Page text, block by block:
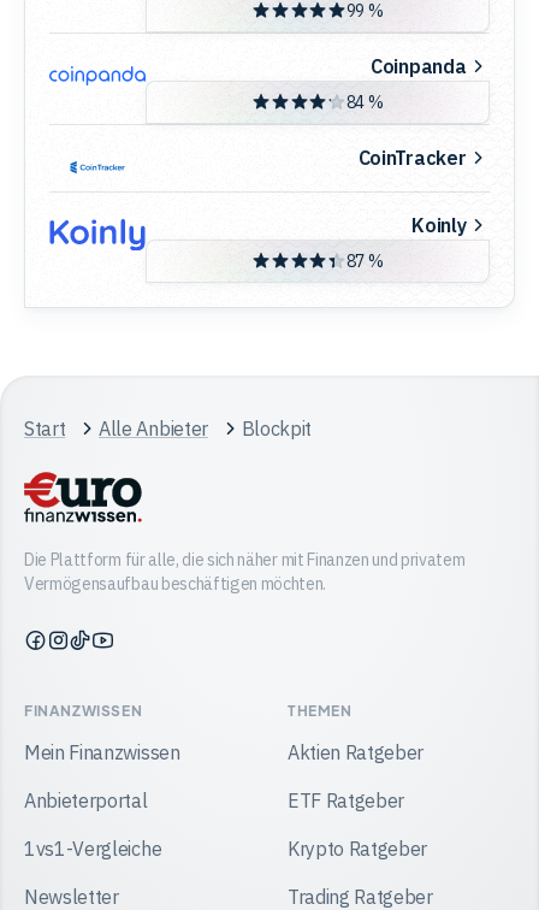
99 %
Coinpanda
84 %
CoinTracker
Koinly
87 %
Start Alle Anbieter Blockpit
Die Plattform für alle, die sich näher mit Finanzen und privatem
Vermögensaufbau beschäftigen möchten.
Finanzwissen
Facebook
Finanzwissen
Instagram
Finanzwissen
TikTok
Finanzwissen
YouTube
FINANZWISSEN
Mein Finanzwissen
Anbieterportal
1vs1-Vergleiche
Newsletter
THEMEN
Aktien Ratgeber
ETF Ratgeber
Krypto Ratgeber
Trading Ratgeber